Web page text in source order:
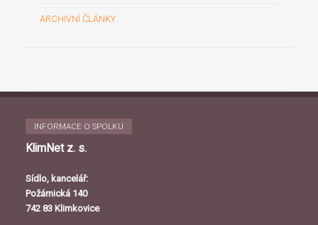
ARCHIVNÍ ČLÁNKY
INFORMACE O SPOLKU
KlimNet z. s.
Sídlo, kancelář:
Požárnická 140
742 83 Klimkovice